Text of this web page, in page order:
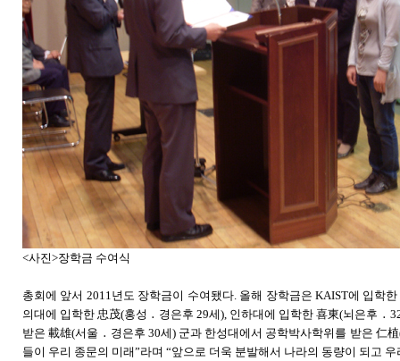
<사진>장학금 수여식
총회에 앞서 2011년도 장학금이 수여됐다. 올해 장학금은 KAIST에 입학
의대에 입학한 忠茂(홍성 ․ 경은후 29세), 인하대에 입학한 喜東(뇌은후 ․
받은 載雄(서울 ․ 경은후 30세) 군과 한성대에서 공학박사학위를 받은 仁
들이 우리 종문의 미래”라며 “앞으로 더욱 분발해서 나라의 동량이 되고